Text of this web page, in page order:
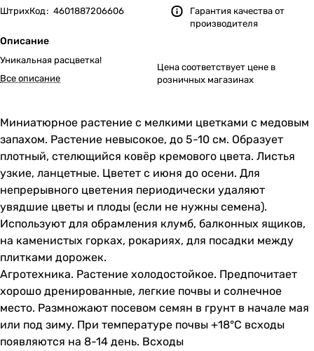
ШтрихКод: 4601887206606
Описание
Уникальная расцветка!
Все описание
Гарантия качества от
производителя
Цена соответствует цене в
розничных магазинах
Миниатюрное растение с мелкими цветками с медовым
запахом. Растение невысокое, до 5-10 см. Образует
плотный, стелющийся ковёр кремового цвета. Листья
узкие, ланцетные. Цветет с июня до осени. Для
непрерывного цветения периодически удаляют
увядшие цветы и плоды (если не нужны семена).
Используют для обрамления клумб, балконных ящиков,
на каменистых горках, рокариях, для посадки между
плитками дорожек.
Агротехника. Растение холодостойкое. Предпочитает
хорошо дренированные, легкие почвы и солнечное
место. Размножают посевом семян в грунт в начале мая
или под зиму. При температуре почвы +18°С всходы
появляются на 8-14 день. Всходы